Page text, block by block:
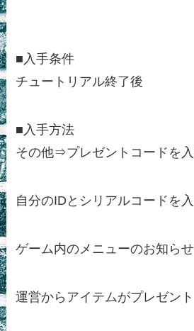
■入手条件
チュートリアル終了後
■入手方法
その他⇒プレゼントコードを
自分のIDとシリアルコードを
ゲーム内のメニューのお知ら
運営からアイテムがプレゼント